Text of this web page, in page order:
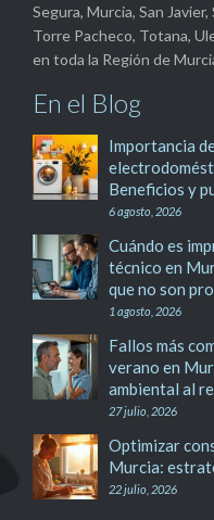
Segura, Murcia, San
Torre Pacheco, Totana,
en toda la Región de
En el Blog
Importancia
Beneficios y
6 agosto, 2026
Cuándo es
técnico en
que no son
1 agosto, 2026
Fallos más
verano en
ambiental al
27 julio, 2026
Optimizar
Murcia:
22 julio, 2026